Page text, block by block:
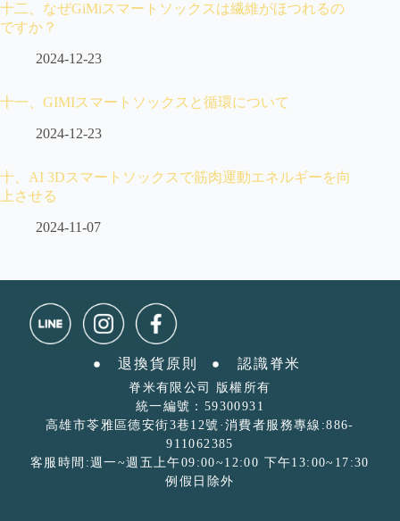
十二、なぜGiMiスマートソックスは繊維がほつれるの
ですか？
2024-12-23
十一、GIMIスマートソックスと循環について
2024-12-23
十、AI 3Dスマートソックスで筋肉運動エネルギーを向
上させる
2024-11-07
退換貨原則 認識脊米ㅤ
脊米有限公司 版權所有
統一編號：59300931
高雄市苓雅區德安街3巷12號·消費者服務專線:886-
911062385
客服時間:週一~週五上午09:00~12:00 下午13:00~17:30
例假日除外